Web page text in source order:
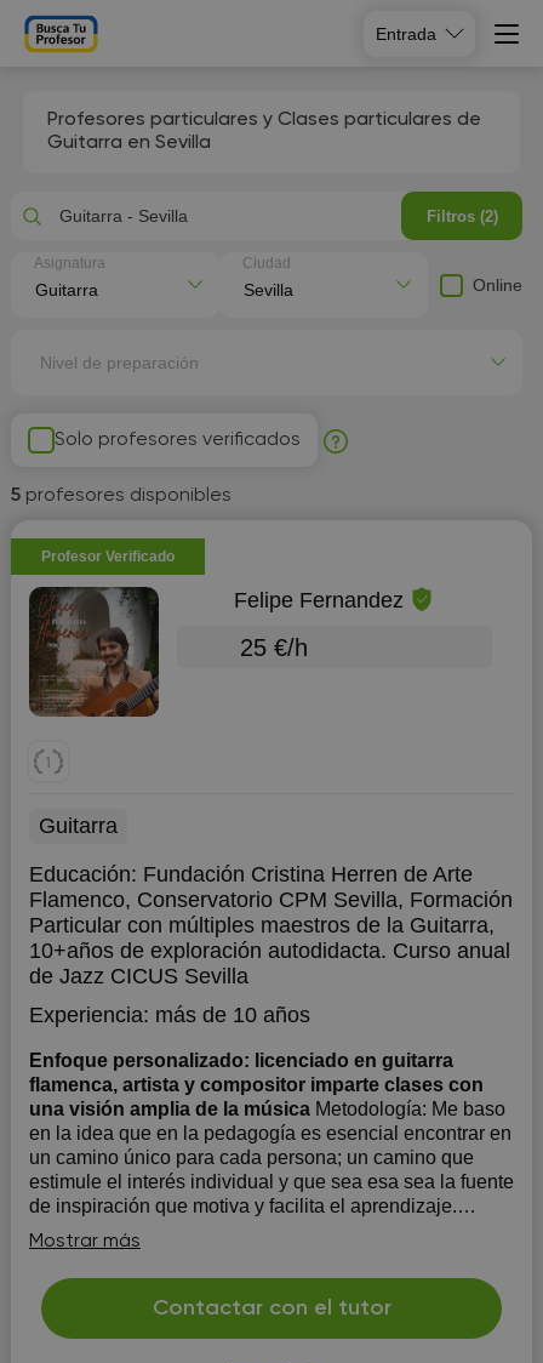
Entrada
Profesores particulares y Clases particulares de
Guitarra en Sevilla
Solo profesores verificados
5 profesores disponibles
Profesor Verificado
Felipe Fernandez
25 €/h
Guitarra
Educación: Fundación Cristina Herren de Arte
Flamenco, Conservatorio CPM Sevilla, Formación
Particular con múltiples maestros de la Guitarra,
10+años de exploración autodidacta. Curso anual
de Jazz CICUS Sevilla
Experiencia: más de 10 años
Enfoque personalizado: licenciado en guitarra
flamenca, artista y compositor imparte clases con
una visión amplia de la música Metodología: Me baso
en la idea que en la pedagogía es esencial encontrar en
un camino único para cada persona; un camino que
estimule el interés individual y que sea esa sea la fuente
de inspiración que motiva y facilita el aprendizaje.
MATERIAS DISPONIBLES: 1. Guitarra Flamenca 2.
Palmas y Compás...
Mostrar más
Contactar con el tutor
Guitarra - Sevilla Filtros (2)
Asignatura Ciudad
Online
Nivel de preparación